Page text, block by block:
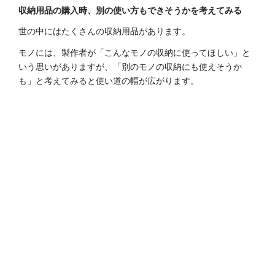
収納用品の購入時、別の使い方もできそうかを考えてみる
世の中にはたくさんの収納用品があります。
モノには、製作者が「こんなモノの収納に使ってほしい」と
いう思いがありますが、「別のモノの収納にも使えそうか
も」と考えてみると使い道の幅が広がります。